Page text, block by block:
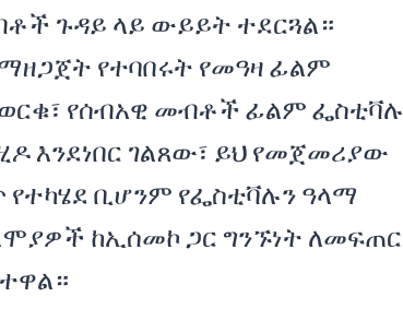
ጉዳይ ላይ ውይይት ተደርጓል።
የተባበሩት የመዓዛ ፊልም
የሰብአዊ መብቶች ፊልም ፌስቲቫሉ
እንደነበር ገልጸው፣ ይህ የመጀመሪያው
ቢሆንም የፌስቲቫሉን ዓላማ
ከኢሰመኮ ጋር ግንኙነት ለመፍጠር